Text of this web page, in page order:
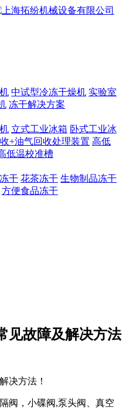
中试型冷冻干燥机 实验室
冻干解决方案
立式工业冰箱 卧式工业冰
+油气回收处理装置 高低
低温校准槽
干 花茶冻干 生物制品冻干
方便食品冻干
见故障及解决方法
决方法！
阀，小碟阀,泵头阀、真空